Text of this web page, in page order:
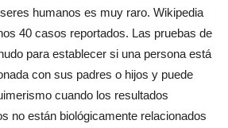
humanos es muy raro. Wikipedia
40 casos reportados. Las pruebas de
para establecer si una persona está
con sus padres o hijos y puede
cuando los resultados
no están biológicamente relacionados